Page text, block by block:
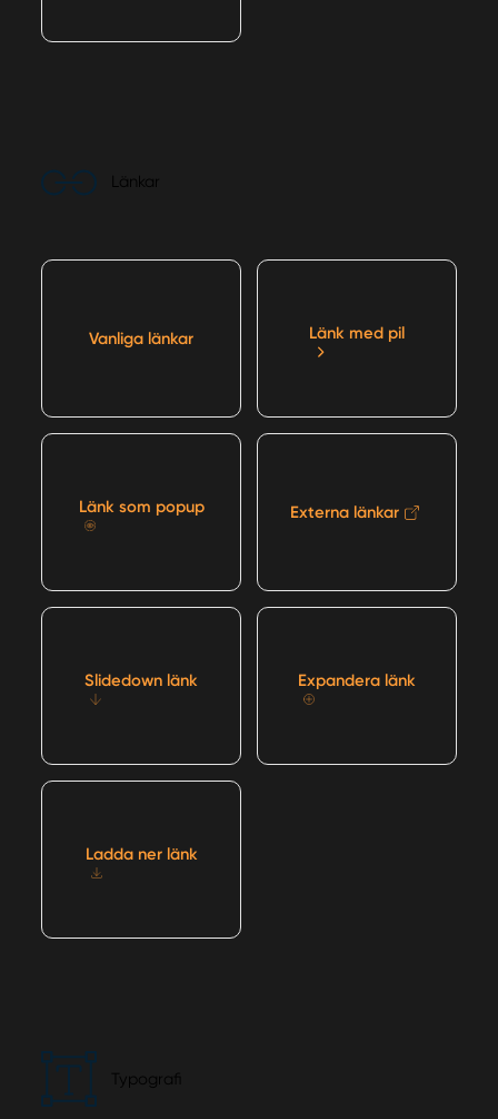
Länkar
Vanliga länkar Länk med pil
Länk som popup Externa länkar
Slidedown länk Expandera länk
Ladda ner länk
Typografi